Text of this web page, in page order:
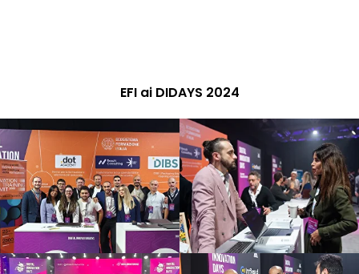
EFI ai DIDAYS 2024